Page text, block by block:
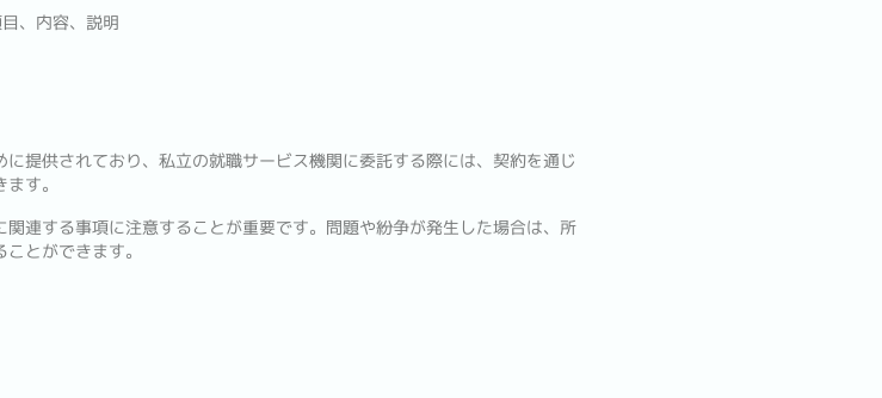
、内容、説明
提供されており、私立の就職サービス機関に委託する際には、契約を通じ
す。
連する事項に注意することが重要です。問題や紛争が発生した場合は、所
とができます。